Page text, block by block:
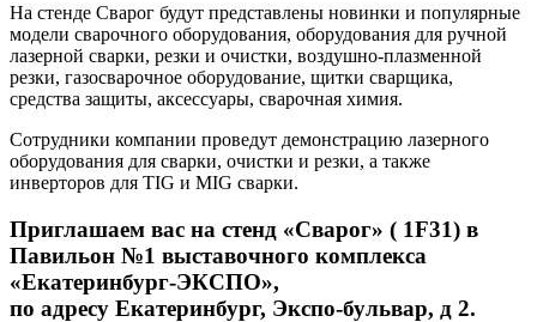
На стенде Сварог будут представлены новинки и популярные
модели сварочного оборудования, оборудования для ручной
лазерной сварки, резки и очистки, воздушно-плазменной
резки, газосварочное оборудование, щитки сварщика,
средства защиты, аксессуары, сварочная химия.
Сотрудники компании проведут демонстрацию лазерного
оборудования для сварки, очистки и резки, а также
инверторов для TIG и MIG сварки.
Приглашаем вас на стенд «Сварог» ( 1F31) в
Павильон №1 выставочного комплекса
«Екатеринбург-ЭКСПО»,
по адресу Екатеринбург, Экспо-бульвар, д 2.